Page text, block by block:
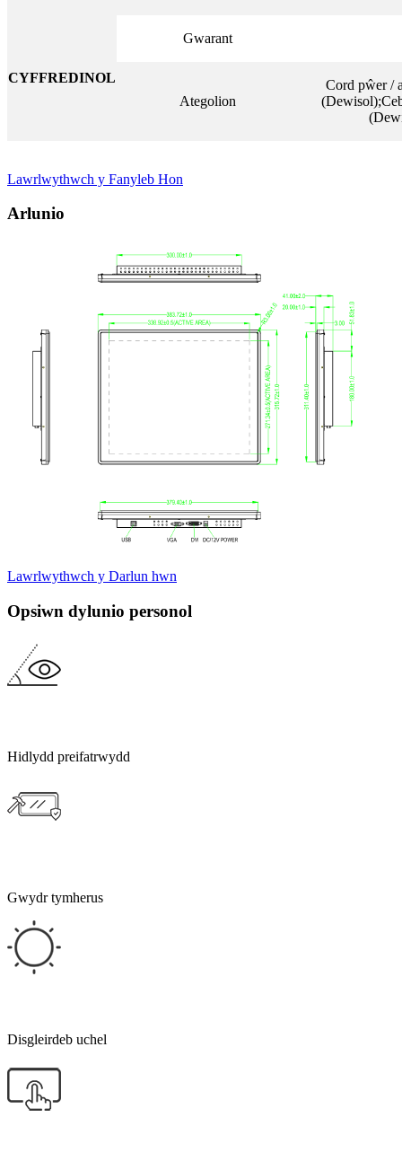
CYFFREDINOL
Gwarant
Ategolion
Cord pŵer /
Lawrlwythwch y Fanyleb Hon
Arlunio
Lawrlwythwch y Darlun hwn
Opsiwn dylunio personol
Hidlydd preifatrwydd
Gwydr tymherus
Disgleirdeb uchel